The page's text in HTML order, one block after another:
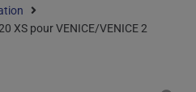
XS pour VENICE/VENICE 2